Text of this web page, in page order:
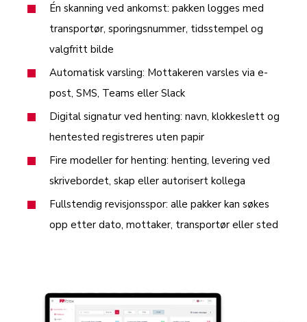
Én skanning ved ankomst: pakken logges med
transportør, sporingsnummer, tidsstempel og
valgfritt bilde
Automatisk varsling: Mottakeren varsles via e-
post, SMS, Teams eller Slack
Digital signatur ved henting: navn, klokkeslett og
hentested registreres uten papir
Fire modeller for henting: henting, levering ved
skrivebordet, skap eller autorisert kollega
Fullstendig revisjonsspor: alle pakker kan søkes
opp etter dato, mottaker, transportør eller sted